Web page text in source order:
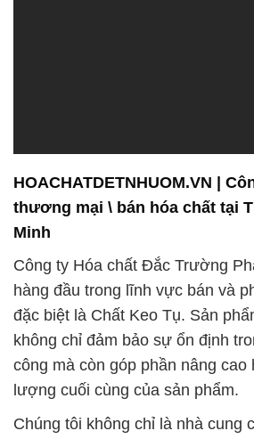
Được biết đến như một đối tác tin
công nghiệp, nông nghiệp và
đối tác đạt được mục tiêu kinh
an toàn cho người sử dụng và
quanh.
Chúng tôi tự hào về việc sử dụng
xuất và vận chuyển tiên tiến
động đối với môi trường. Hiểu
hóa chất chất lượng là yếu tố